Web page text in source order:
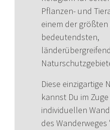
Pflanzen- und
einem der größten
bedeutendsten,
Diese einzigartige
kannst Du im
individuellen
des Wanderweges